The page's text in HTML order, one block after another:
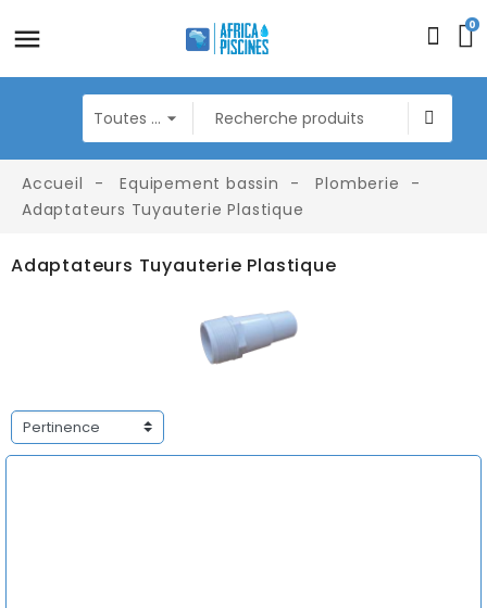
0
Accueil Equipement bassin
Plomberie
Adaptateurs Tuyauterie Plastique
Adaptateurs Tuyauterie Plastique